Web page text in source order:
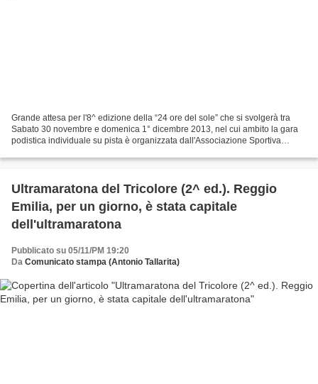
Grande attesa per l'8^ edizione della “24 ore del sole” che si svolgerà tra
Sabato 30 novembre e domenica 1° dicembre 2013, nel cui ambito la gara
podistica individuale su pista è organizzata dall'Associazione Sportiva
Ultramaratona del Tricolore (2^ ed.). Reggio
Emilia, per un giorno, è stata capitale
dell'ultramaratona
Pubblicato su 05/11/PM 19:20
Da Comunicato stampa (Antonio Tallarita)